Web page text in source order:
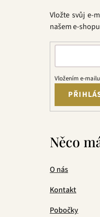
Vložte svůj e-
našem e-
Vložením e-
Něco
O nás
Kontakt
Pobočky